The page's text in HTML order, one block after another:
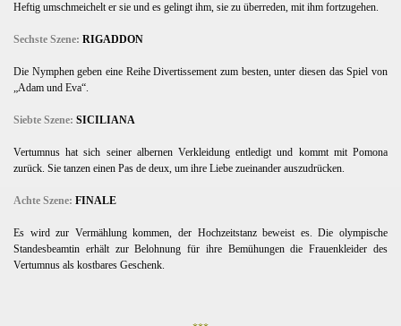
Heftig umschmeichelt er sie und es gelingt ihm, sie zu überreden, mit ihm fortzugehen.
Sechste Szene: RIGADDON
Die Nymphen geben eine Reihe Divertissement zum besten, unter diesen das Spiel von
„Adam und Eva“.
Siebte Szene: SICILIANA
Vertumnus hat sich seiner albernen Verkleidung entledigt und kommt mit Pomona
zurück. Sie tanzen einen Pas de deux, um ihre Liebe zueinander auszudrücken.
Achte Szene: FINALE
Es wird zur Vermählung kommen, der Hochzeitstanz beweist es. Die olympische
Standesbeamtin erhält zur Belohnung für ihre Bemühungen die Frauenkleider des
Vertumnus als kostbares Geschenk.